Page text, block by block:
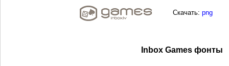
Скачать: png
Inbox Games фонты